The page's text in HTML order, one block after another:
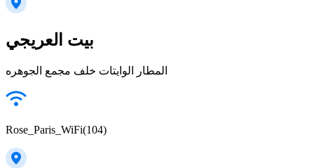
بيت العريجي
المطار الوايتات خلف مجمع الجوهره
Rose_Paris_WiFi(104)